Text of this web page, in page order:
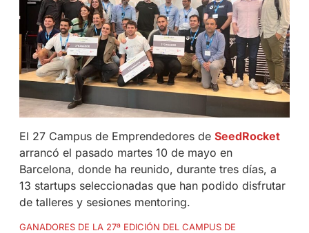
El 27 Campus de Emprendedores de SeedRocket
arrancó el pasado martes 10 de mayo en
Barcelona, donde ha reunido, durante tres días, a
13 startups seleccionadas que han podido disfrutar
de talleres y sesiones mentoring.
GANADORES DE LA 27ª EDICIÓN DEL CAMPUS DE